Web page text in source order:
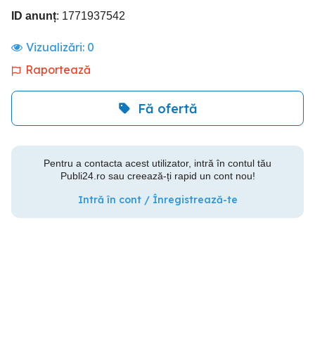
ID anunț: 1771937542
Vizualizări: 0
Raportează
Fă ofertă
Pentru a contacta acest utilizator, intră în contul tău
Publi24.ro sau creează-ți rapid un cont nou!
Intră în cont / Înregistrează-te